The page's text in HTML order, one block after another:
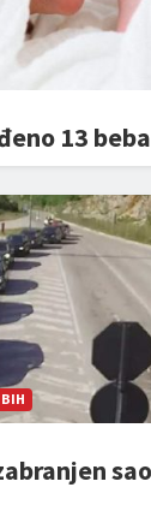
13 beba